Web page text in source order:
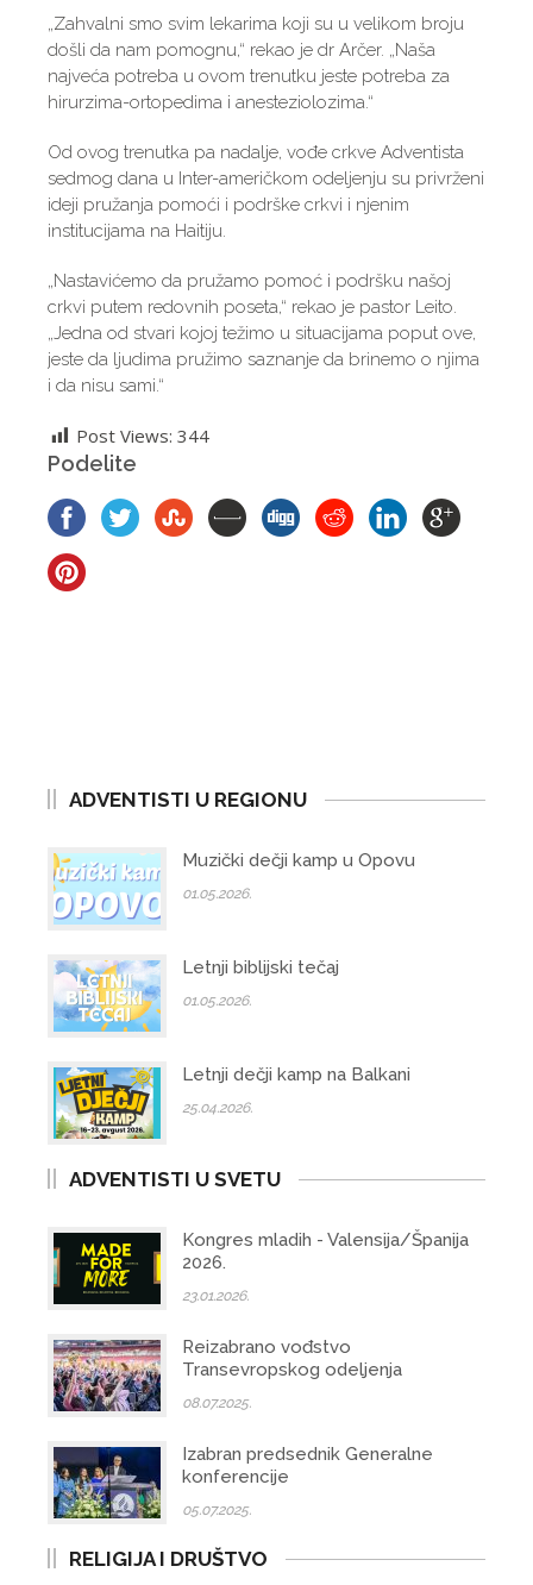
„Zahvalni smo svim lekarima koji su u velikom broju
došli da nam pomognu,“ rekao je dr Arčer. „Naša
najveća potreba u ovom trenutku jeste potreba za
hirurzima-ortopedima i anesteziolozima.“
Od ovog trenutka pa nadalje, vođe crkve Adventista
sedmog dana u Inter-američkom odeljenju su privrženi
ideji pružanja pomoći i podrške crkvi i njenim
institucijama na Haitiju.
„Nastavićemo da pružamo pomoć i podršku našoj
crkvi putem redovnih poseta,“ rekao je pastor Leito.
„Jedna od stvari kojoj težimo u situacijama poput ove,
jeste da ljudima pružimo saznanje da brinemo o njima
i da nisu sami.“
Post Views: 344
Podelite
ADVENTISTI U REGIONU
Muzički dečji kamp u Opovu
01.05.2026.
Letnji biblijski tečaj
01.05.2026.
Letnji dečji kamp na Balkani
25.04.2026.
ADVENTISTI U SVETU
Kongres mladih - Valensija/Španija
2026.
23.01.2026.
Reizabrano vođstvo
Transevropskog odeljenja
08.07.2025.
Izabran predsednik Generalne
konferencije
05.07.2025.
RELIGIJA I DRUŠTVO